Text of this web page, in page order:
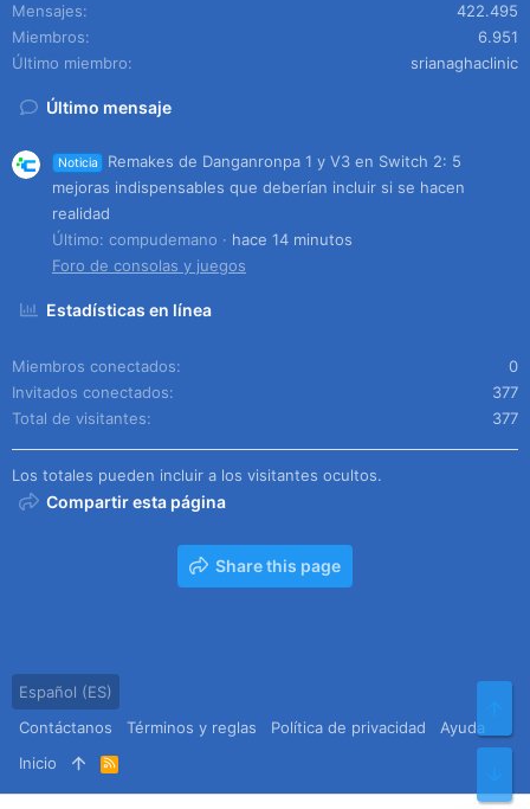
Mensajes
422.495
Miembros
6.951
Último miembro
srianaghaclinic
Último mensaje
Noticia
Remakes de Danganronpa 1 y V3 en Switch 2: 5
mejoras indispensables que deberían incluir si se hacen
realidad
Último: compudemano
hace 14 minutos
Foro de consolas y juegos
Estadísticas en línea
Miembros conectados
0
Invitados conectados
377
Total de visitantes
377
Los totales pueden incluir a los visitantes ocultos.
Compartir esta página
Share this page
Español (ES)
Contáctanos
Términos y reglas Política de privacidad
Ayuda
Inicio
R
S
S